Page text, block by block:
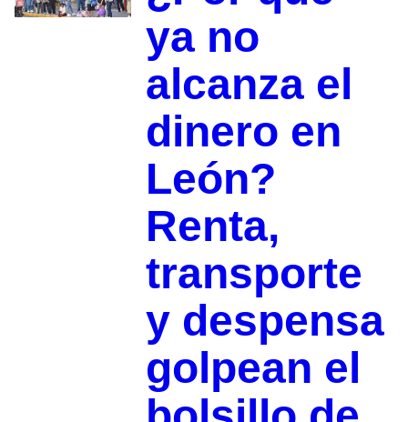
ya no
alcanza el
dinero en
León?
Renta,
transporte
y despensa
golpean el